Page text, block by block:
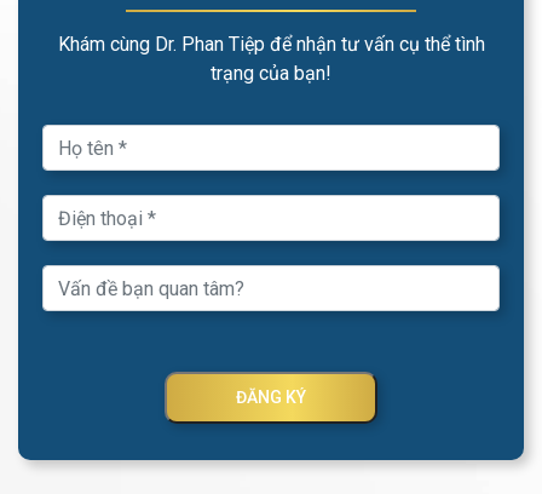
Khám cùng Dr. Phan Tiệp để nhận tư vấn cụ thể tình
trạng của bạn!
ĐĂNG KÝ